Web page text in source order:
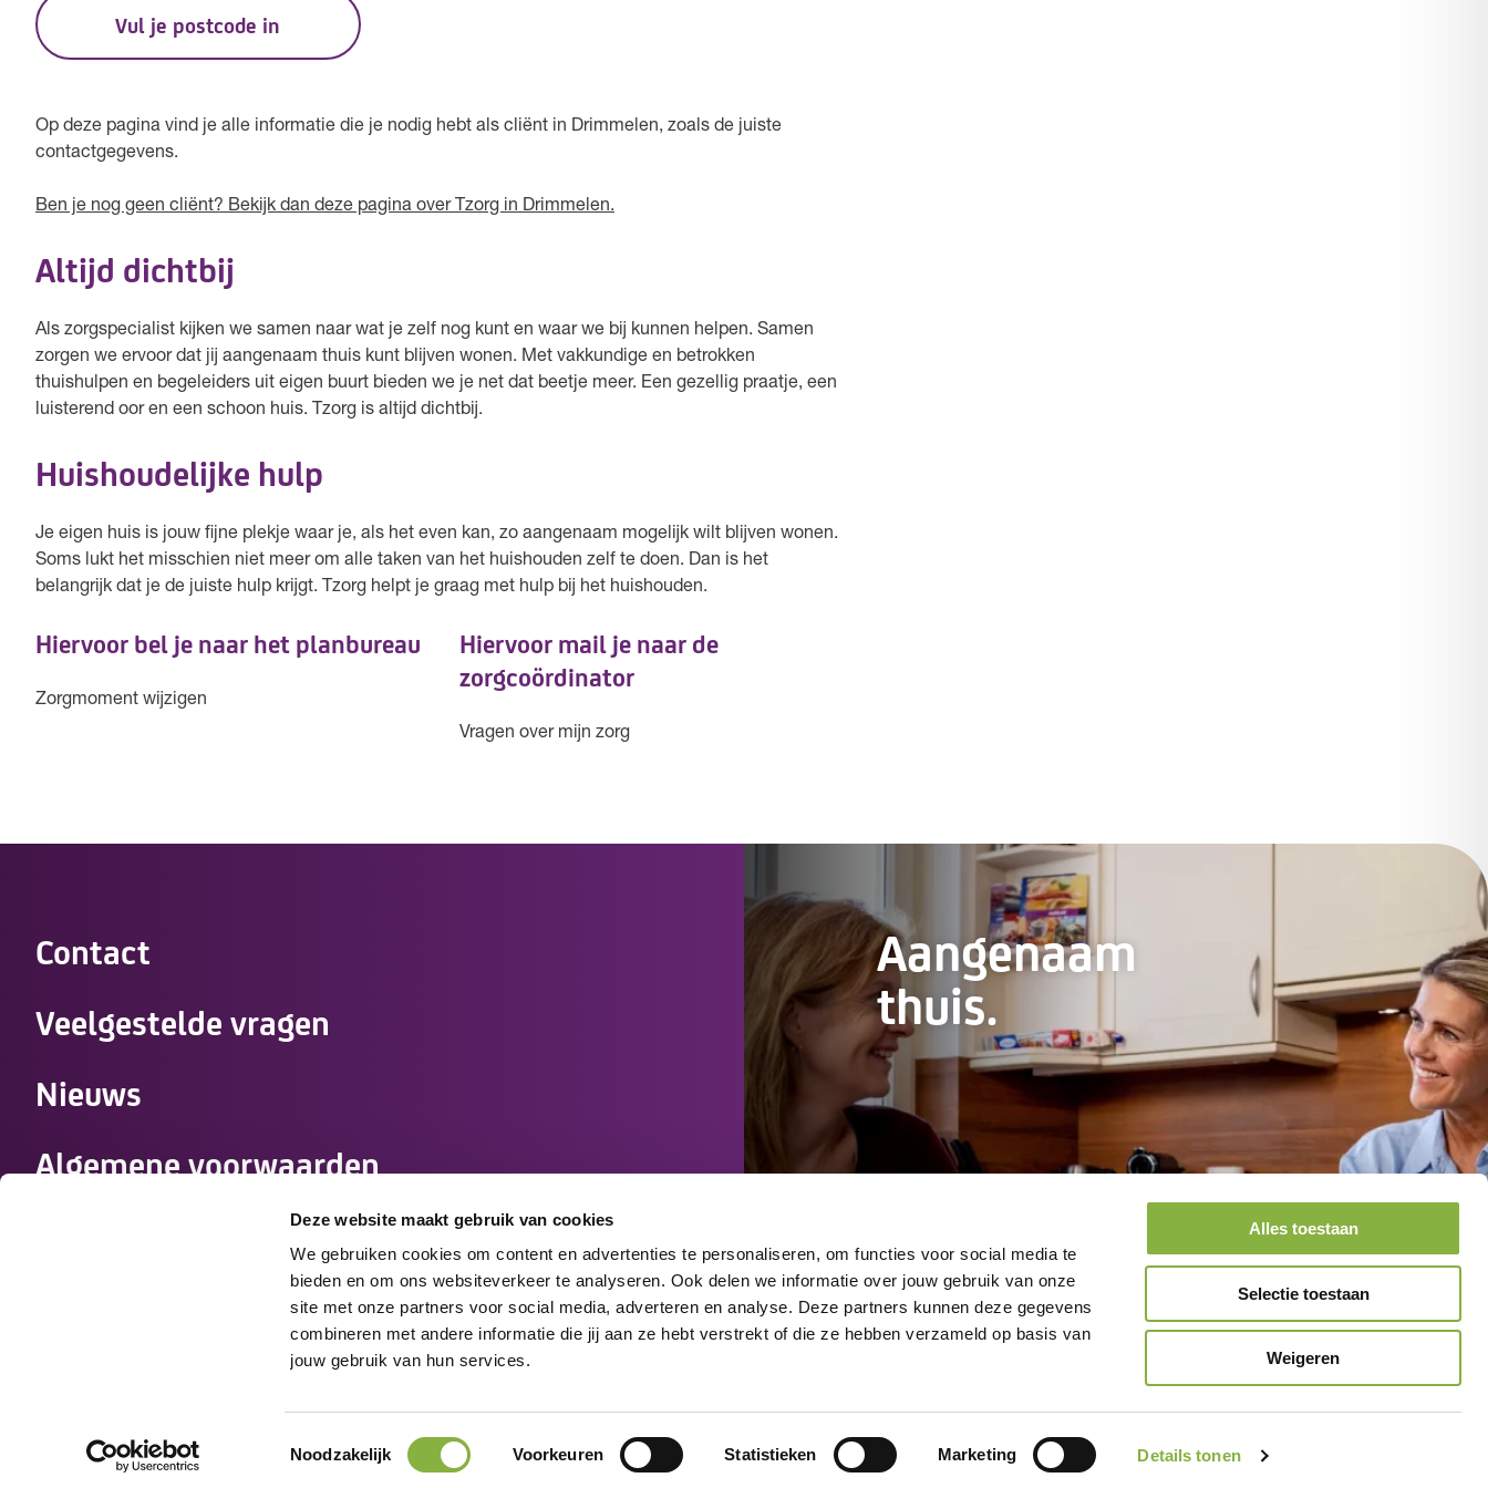
Deze website maakt gebruik van cookies
We gebruiken cookies om content en advertenties te personaliseren, om functies voor social media te
bieden en om ons websiteverkeer te analyseren. Ook delen we informatie over jouw gebruik van onze
site met onze partners voor social media, adverteren en analyse. Deze partners kunnen deze gegevens
combineren met andere informatie die jij aan ze hebt verstrekt of die ze hebben verzameld op basis van
jouw gebruik van hun services.
Toestemmingsselectie
Noodzakelijk Voorkeuren Statistieken Marketing Details tonen
Alles toestaan
Selectie toestaan
Weigeren
Vul je postcode in
Op deze pagina vind je alle informatie die je nodig hebt als cliënt in Drimmelen, zoals de juiste
contactgegevens.
Ben je nog geen cliënt? Bekijk dan deze pagina over Tzorg in Drimmelen.
Altijd dichtbij
Als zorgspecialist kijken we samen naar wat je zelf nog kunt en waar we bij kunnen helpen. Samen
zorgen we ervoor dat jij aangenaam thuis kunt blijven wonen. Met vakkundige en betrokken
thuishulpen en begeleiders uit eigen buurt bieden we je net dat beetje meer. Een gezellig praatje, een
luisterend oor en een schoon huis. Tzorg is altijd dichtbij.
Huishoudelijke hulp
Je eigen huis is jouw fijne plekje waar je, als het even kan, zo aangenaam mogelijk wilt blijven wonen.
Soms lukt het misschien niet meer om alle taken van het huishouden zelf te doen. Dan is het
belangrijk dat je de juiste hulp krijgt. Tzorg helpt je graag met hulp bij het huishouden.
Hiervoor bel je naar het planbureau
Zorgmoment wijzigen
Hiervoor mail je naar de
zorgcoördinator
Vragen over mijn zorg
Aangenaam
thuis.
Contact
Veelgestelde vragen
Nieuws
Algemene voorwaarden
zorgovereenkomst